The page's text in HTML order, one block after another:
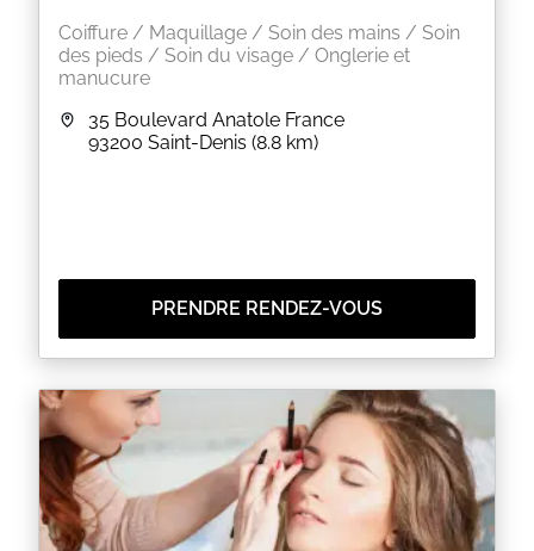
Coiffure / Maquillage / Soin des mains / Soin
des pieds / Soin du visage / Onglerie et
manucure
35 Boulevard Anatole France
93200 Saint-Denis (8.8 km)
PRENDRE RENDEZ-VOUS